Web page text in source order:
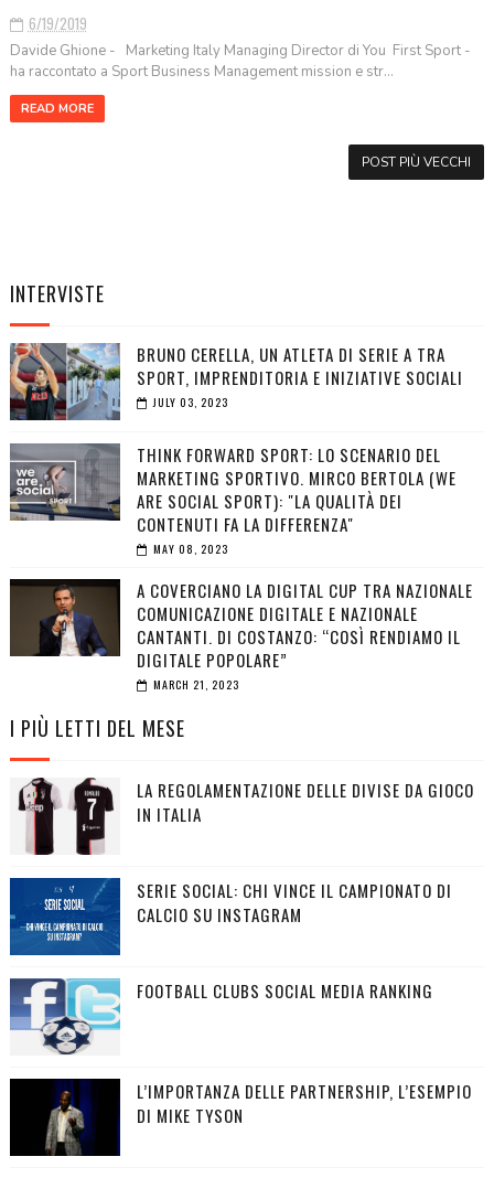
6/19/2019
Davide Ghione - Marketing Italy Managing Director di You First Sport -
ha raccontato a Sport Business Management mission e str...
READ MORE
POST PIÙ VECCHI
INTERVISTE
BRUNO CERELLA, UN ATLETA DI SERIE A TRA
SPORT, IMPRENDITORIA E INIZIATIVE SOCIALI
JULY 03, 2023
THINK FORWARD SPORT: LO SCENARIO DEL
MARKETING SPORTIVO. MIRCO BERTOLA (WE
ARE SOCIAL SPORT): "LA QUALITÀ DEI
CONTENUTI FA LA DIFFERENZA"
MAY 08, 2023
A COVERCIANO LA DIGITAL CUP TRA NAZIONALE
COMUNICAZIONE DIGITALE E NAZIONALE
CANTANTI. DI COSTANZO: “COSÌ RENDIAMO IL
DIGITALE POPOLARE”
MARCH 21, 2023
I PIÙ LETTI DEL MESE
LA REGOLAMENTAZIONE DELLE DIVISE DA GIOCO
IN ITALIA
SERIE SOCIAL: CHI VINCE IL CAMPIONATO DI
CALCIO SU INSTAGRAM
FOOTBALL CLUBS SOCIAL MEDIA RANKING
L’IMPORTANZA DELLE PARTNERSHIP, L’ESEMPIO
DI MIKE TYSON